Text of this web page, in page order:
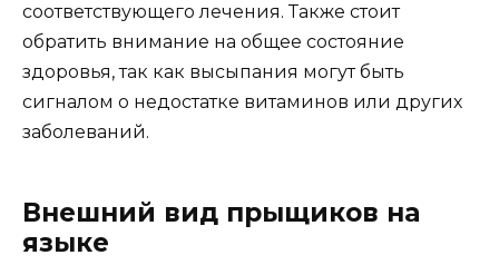
соответствующего лечения. Также стоит
обратить внимание на общее состояние
здоровья, так как высыпания могут быть
сигналом о недостатке витаминов или других
заболеваний.
Внешний вид прыщиков на
языке